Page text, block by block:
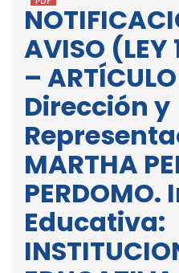
AVISO (LEY
–
Dirección y
MARTHA
Educativa: